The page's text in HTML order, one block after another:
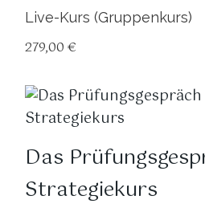
Live-Kurs (Gruppenkurs)
279,00€
Das
Strategiekurs